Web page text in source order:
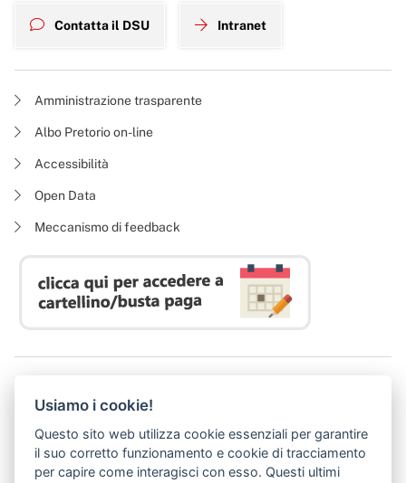
Contatta il DSU Intranet
Amministrazione trasparente
Albo Pretorio on-line
Accessibilità
Open Data
Meccanismo di feedback
P. I. 05913670484 | C. F. 94164020482
Domicilio digitale:
dsutoscana@postacert.toscana.it
(abilitato alla ricezione di soli messaggi di posta elettronica certificata)
Usiamo i cookie!
Questo sito web utilizza cookie essenziali per garantire
il suo corretto funzionamento e cookie di tracciamento
per capire come interagisci con esso. Questi ultimi